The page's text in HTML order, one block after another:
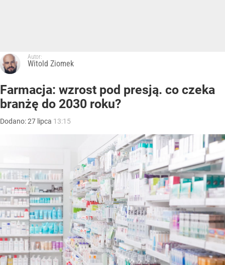
Autor:
Witold Ziomek
Farmacja: wzrost pod presją. co czeka
branżę do 2030 roku?
Dodano:27 lipca 13:15